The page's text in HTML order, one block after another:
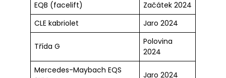
EQB (facelift)
Začátek 2024
CLE kabriolet
Jaro 2024
Třída G
Polovina
2024
Mercedes-Maybach EQS
Jaro 2024